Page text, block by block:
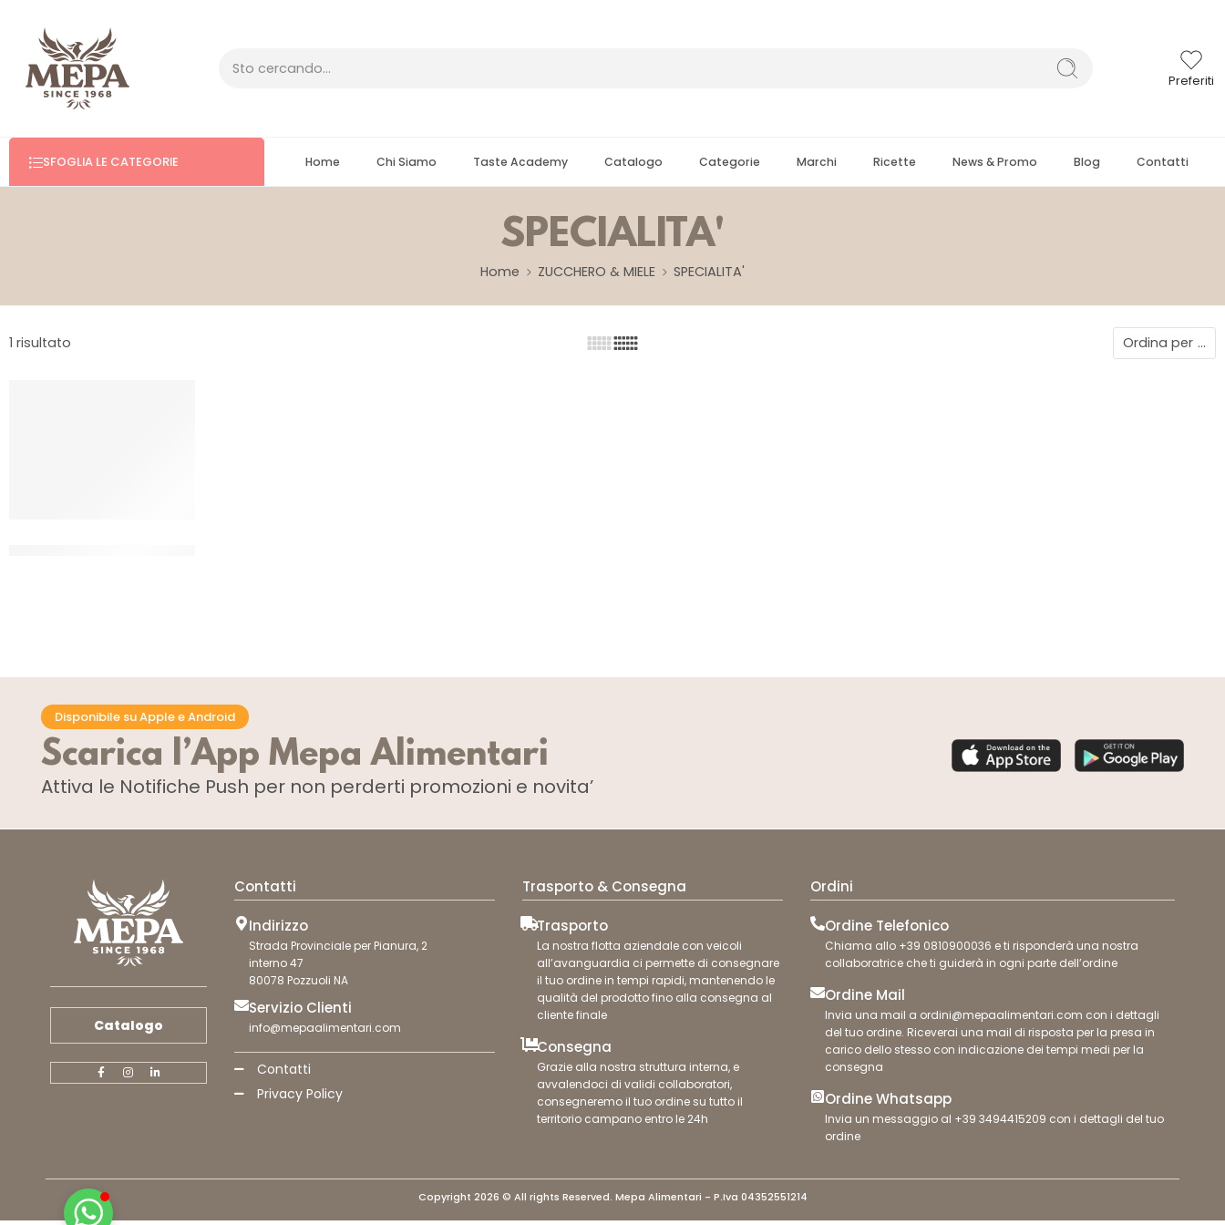
Preferiti
SFOGLIA LE CATEGORIE Home Chi Siamo Taste Academy Catalogo Categorie Marchi Ricette News & Promo Blog Contatti
SPECIALITA'
Home ZUCCHERO & MIELE SPECIALITA'
1 risultato Ordina per ...
Disponibile su Apple e Android
Scarica l’App Mepa Alimentari
Attiva le Notifiche Push per non perderti promozioni e novita’
Catalogo
Contatti
Indirizzo
Strada Provinciale per Pianura, 2
interno 47
80078 Pozzuoli NA
Servizio Clienti
info@mepaalimentari.com
Contatti
Privacy Policy
Trasporto & Consegna
Trasporto
La nostra flotta aziendale con veicoli
all’avanguardia ci permette di consegnare
il tuo ordine in tempi rapidi, mantenendo le
qualità del prodotto fino alla consegna al
cliente finale
Consegna
Grazie alla nostra struttura interna, e
avvalendoci di validi collaboratori,
consegneremo il tuo ordine su tutto il
territorio campano entro le 24h
Ordini
Ordine Telefonico
Chiama allo +39 0810900036 e ti risponderà una nostra
collaboratrice che ti guiderà in ogni parte dell’ordine
Ordine Mail
Invia una mail a ordini@mepaalimentari.com con i dettagli
del tuo ordine. Riceverai una mail di risposta per la presa in
carico dello stesso con indicazione dei tempi medi per la
consegna
Ordine Whatsapp
Invia un messaggio al +39 3494415209 con i dettagli del tuo
ordine
Copyright 2026 © All rights Reserved. Mepa Alimentari - P.Iva 04352551214